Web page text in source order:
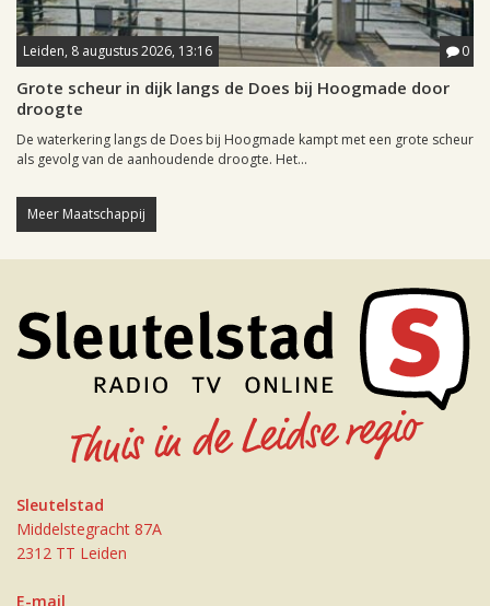
Leiden, 8 augustus 2026, 13:16 0
Grote scheur in dijk langs de Does bij Hoogmade door
droogte
De waterkering langs de Does bij Hoogmade kampt met een grote scheur
als gevolg van de aanhoudende droogte. Het...
Meer Maatschappij
Sleutelstad
Middelstegracht 87A
2312 TT Leiden
E-mail